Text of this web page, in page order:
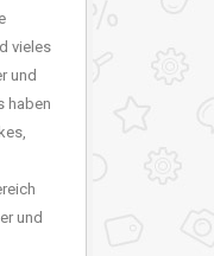
vieles
und
haben
und